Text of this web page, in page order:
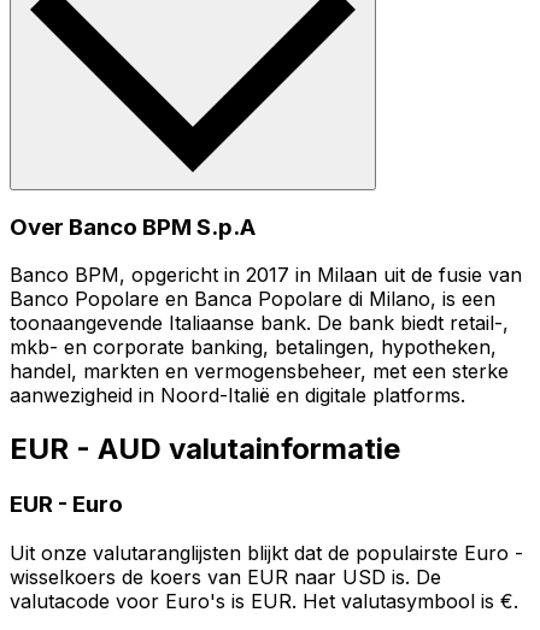
Over Banco BPM S.p.A
Banco BPM, opgericht in 2017 in Milaan uit de fusie van
Banco Popolare en Banca Popolare di Milano, is een
toonaangevende Italiaanse bank. De bank biedt retail-,
mkb- en corporate banking, betalingen, hypotheken,
handel, markten en vermogensbeheer, met een sterke
aanwezigheid in Noord-Italië en digitale platforms.
EUR - AUD valutainformatie
EUR - Euro
Uit onze valutaranglijsten blijkt dat de populairste Euro -
wisselkoers de koers van EUR naar USD is. De
valutacode voor Euro's is EUR. Het valutasymbool is €.